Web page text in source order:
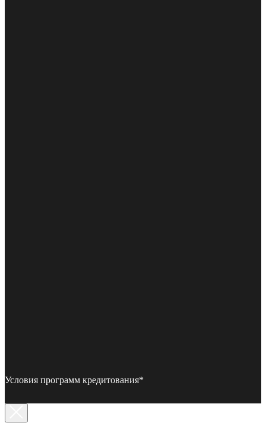
Условия программ кредитования*